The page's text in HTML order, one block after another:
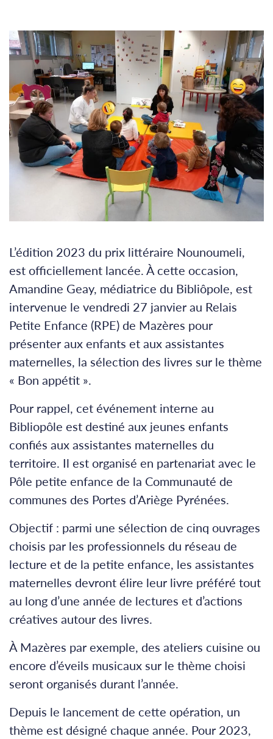
L’édition 2023 du prix littéraire Nounoumeli,
est officiellement lancée. À cette occasion,
Amandine Geay, médiatrice du Bibliôpole, est
intervenue le vendredi 27 janvier au Relais
Petite Enfance (RPE) de Mazères pour
présenter aux enfants et aux assistantes
maternelles, la sélection des livres sur le thème
« Bon appétit ».
Pour rappel, cet événement interne au
Bibliopôle est destiné aux jeunes enfants
confiés aux assistantes maternelles du
territoire. Il est organisé en partenariat avec le
Pôle petite enfance de la Communauté de
communes des Portes d’Ariège Pyrénées.
Objectif : parmi une sélection de cinq ouvrages
choisis par les professionnels du réseau de
lecture et de la petite enfance, les assistantes
maternelles devront élire leur livre préféré tout
au long d’une année de lectures et d’actions
créatives autour des livres.
À Mazères par exemple, des ateliers cuisine ou
encore d’éveils musicaux sur le thème choisi
seront organisés durant l’année.
Depuis le lancement de cette opération, un
thème est désigné chaque année. Pour 2023,